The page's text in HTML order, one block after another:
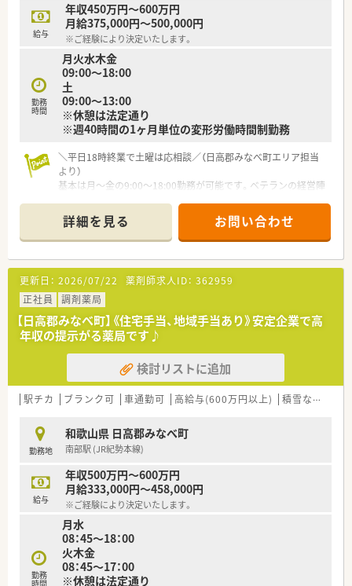
給与
年収450万円～600万円
月給375,000円～500,000円
※ご経験により決定いたします。
勤務
時間
月火水木金
09:00～18:00
土
09:00～13:00
※休憩は法定通り
※週40時間の1ヶ月単位の変形労働時間制勤務
＼平日18時終業で土曜は応相談／（日高郡みなべ町エリア担当
より）
基本は月〜金の9:00〜18:00勤務が可能です。ベテランの経営陣
上と抜群の働きやすさです。
＊------------------------------------------＊
【店舗情報と応需状況について】
■JR紀勢本線の南部駅から車で5分ほどの場所に位置しており、
敷地内に無料の専用駐車場があるためお車通勤が大変便利で
す。
■特定の病院やクリニックの門前ではなく、地域に根ざした面対
応の薬局として広域から様々な処方箋を受け付けています。
■処方箋応需枚数は1日平均50枚程度となっており、多種多様な
科目の処方に触れることで幅広い知識をキープできます。
【想定される業務内容】
■処方箋に基づく正確な調剤や細心の注意を払った監査をはじ
め、患者様に優しく寄り添った丁寧な服薬指導を行います。
り、多職種と連携しながらお薬の管理や指導に携わります。
■電子薬歴システムや円盤型の散剤分包機などの設備を操作し
ながら、安全かつスピーディーに日々の実務を実践します。
【職場環境と雰囲気】
■薬局はアットホームな一軒家の造りになっており、常勤薬剤師
2名の体制で常時2名が連携を取りながら運営しています。
■社長であるお母様をはじめ、家族経営ならではの和気あいあい
とした活気があり、困ったことも何でも相談しやすい雰囲気で
す。
■他社のように煩雑な求人票の記入に縛られず、紹介会社とも直
接会って腹を割って話をしてくれる人間味あふれる環境です。
詳細を見る お問い合わせ
更新日： 2026/07/22 薬剤師求人ID： 362959
正社員
調剤薬局
【日高郡みなべ町】《住宅手当、地域手当あり》安定企業で高
年収の提示がる薬局です♪
検討リストに追加
駅チカ ブランク可 車通勤可 高給与(600万円以上) 積雪なし
勤務地
和歌山県 日高郡みなべ町
南部駅 (JR紀勢本線)
給与
年収500万円～600万円
月給333,000円～458,000円
※ご経験により決定いたします。
勤務
時間
月水
08：45～18：00
火木金
08：45～17：00
※休憩は法定通り